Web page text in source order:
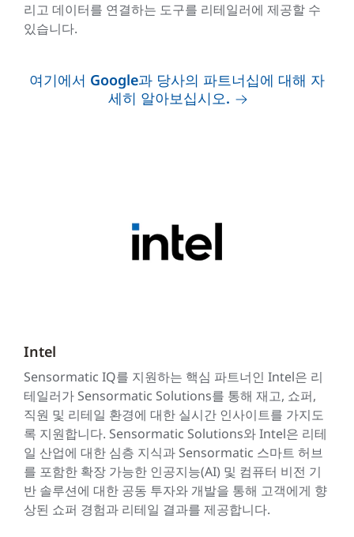
리고 데이터를 연결하는 도구를 리테일러에 제공할 수
있습니다.
여기에서 Google과 당사의 파트너십에 대해 자
세히 알아보십시오.
Intel
Sensormatic IQ를 지원하는 핵심 파트너인 Intel은 리
테일러가 Sensormatic Solutions를 통해 재고, 쇼퍼,
직원 및 리테일 환경에 대한 실시간 인사이트를 가지도
록 지원합니다. Sensormatic Solutions와 Intel은 리테
일 산업에 대한 심층 지식과 Sensormatic 스마트 허브
를 포함한 확장 가능한 인공지능(AI) 및 컴퓨터 비전 기
반 솔루션에 대한 공동 투자와 개발을 통해 고객에게 향
상된 쇼퍼 경험과 리테일 결과를 제공합니다.